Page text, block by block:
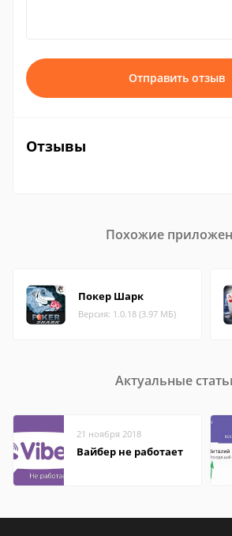
Отправить отзыв
Отзывы
Похожие
Покер Шарк
Версия: 1.0.18 (3.97 МБ)
Актуальные
21 ноября 2018
Вайбер не работает